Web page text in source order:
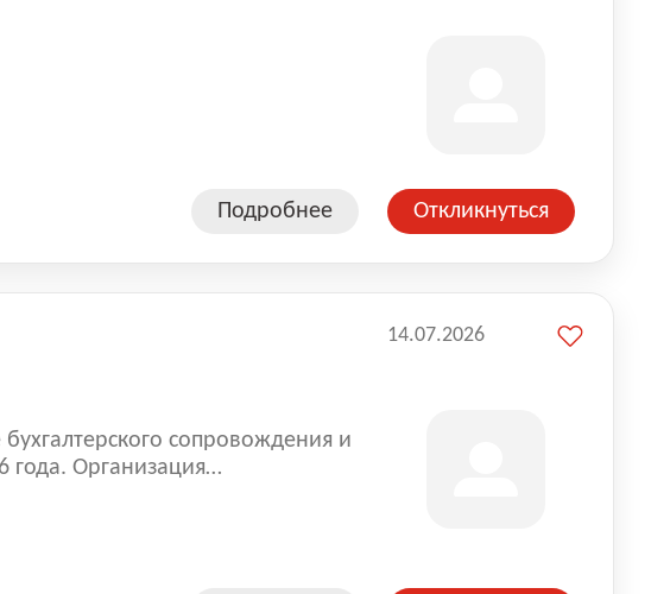
Подробнее Откликнуться
сопровождения и
года. Организация
14.07.2026